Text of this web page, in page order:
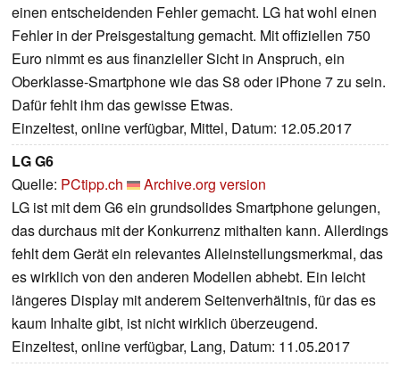
einen entscheidenden Fehler gemacht. LG hat wohl einen
Fehler in der Preisgestaltung gemacht. Mit offiziellen 750
Euro nimmt es aus finanzieller Sicht in Anspruch, ein
Oberklasse-Smartphone wie das S8 oder iPhone 7 zu sein.
Dafür fehlt ihm das gewisse Etwas.
Einzeltest, online verfügbar, Mittel, Datum: 12.05.2017
LG G6
Quelle: PCtipp.ch
Archive.org version
LG ist mit dem G6 ein grundsolides Smartphone gelungen,
das durchaus mit der Konkurrenz mithalten kann. Allerdings
fehlt dem Gerät ein relevantes Alleinstellungsmerkmal, das
es wirklich von den anderen Modellen abhebt. Ein leicht
längeres Display mit anderem Seitenverhältnis, für das es
kaum Inhalte gibt, ist nicht wirklich überzeugend.
Einzeltest, online verfügbar, Lang, Datum: 11.05.2017